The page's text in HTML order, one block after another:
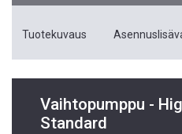
Tuotekuvaus
Vaihtopumppu -
Standard